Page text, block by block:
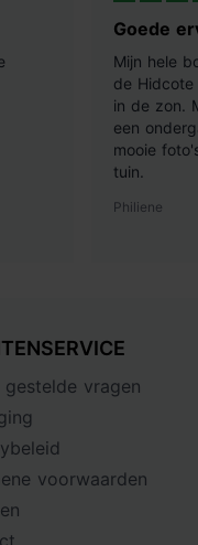
Goede
Mijn hele
de
in de zon.
een
mooie
tuin.
Philiene
gestelde vragen
voorwaarden